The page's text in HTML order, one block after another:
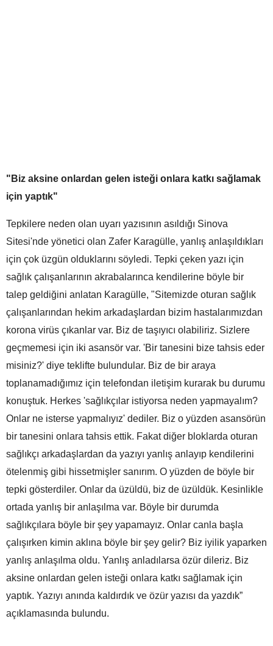
"Biz aksine onlardan gelen isteği onlara katkı sağlamak
için yaptık"
Tepkilere neden olan uyarı yazısının asıldığı Sinova
Sitesi'nde yönetici olan Zafer Karagülle, yanlış anlaşıldıkları
için çok üzgün olduklarını söyledi. Tepki çeken yazı için
sağlık çalışanlarının akrabalarınca kendilerine böyle bir
talep geldiğini anlatan Karagülle, "Sitemizde oturan sağlık
çalışanlarından hekim arkadaşlardan bizim hastalarımızdan
korona virüs çıkanlar var. Biz de taşıyıcı olabiliriz. Sizlere
geçmemesi için iki asansör var. 'Bir tanesini bize tahsis eder
misiniz?' diye teklifte bulundular. Biz de bir araya
toplanamadığımız için telefondan iletişim kurarak bu durumu
konuştuk. Herkes 'sağlıkçılar istiyorsa neden yapmayalım?
Onlar ne isterse yapmalıyız' dediler. Biz o yüzden asansörün
bir tanesini onlara tahsis ettik. Fakat diğer bloklarda oturan
sağlıkçı arkadaşlardan da yazıyı yanlış anlayıp kendilerini
ötelenmiş gibi hissetmişler sanırım. O yüzden de böyle bir
tepki gösterdiler. Onlar da üzüldü, biz de üzüldük. Kesinlikle
ortada yanlış bir anlaşılma var. Böyle bir durumda
sağlıkçılara böyle bir şey yapamayız. Onlar canla başla
çalışırken kimin aklına böyle bir şey gelir? Biz iyilik yaparken
yanlış anlaşılma oldu. Yanlış anladılarsa özür dileriz. Biz
aksine onlardan gelen isteği onlara katkı sağlamak için
yaptık. Yazıyı anında kaldırdık ve özür yazısı da yazdık”
açıklamasında bulundu.